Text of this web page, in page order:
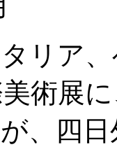
リア
術展
、四